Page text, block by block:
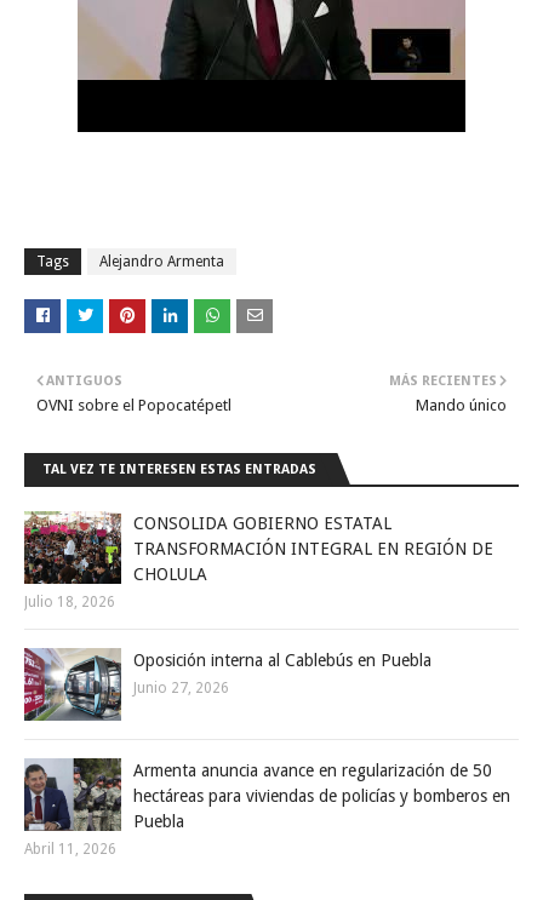
Tags Alejandro Armenta
MÁS RECIENTES
Mando único
ANTIGUOS
OVNI sobre el Popocatépetl
TAL VEZ TE INTERESEN ESTAS ENTRADAS
CONSOLIDA GOBIERNO ESTATAL
TRANSFORMACIÓN INTEGRAL EN REGIÓN DE
CHOLULA
Julio 18, 2026
Oposición interna al Cablebús en Puebla
Junio 27, 2026
Armenta anuncia avance en regularización de 50
hectáreas para viviendas de policías y bomberos en
Puebla
Abril 11, 2026